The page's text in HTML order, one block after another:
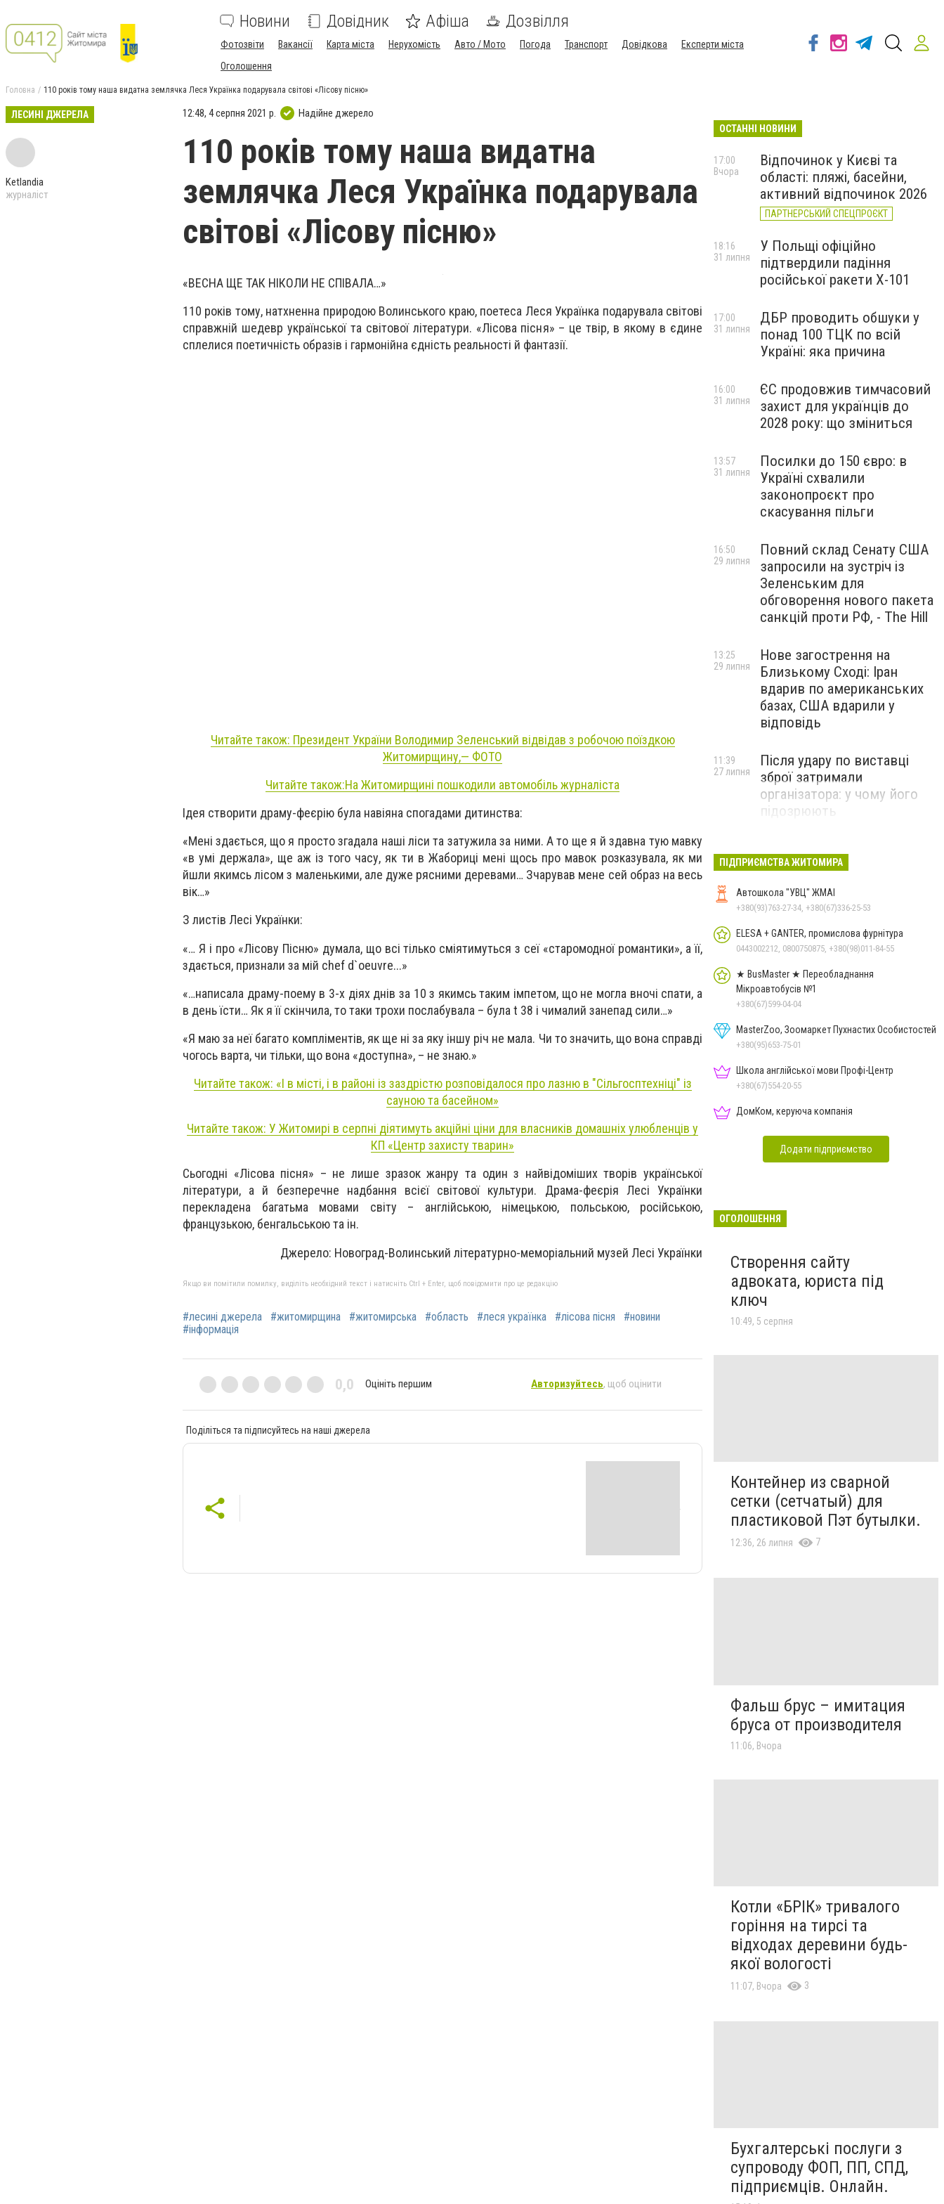
Новини Довідник Афіша Дозвілля
Фотозвіти Вакансії Карта міста Нерухомість Авто / Мото Погода Транспорт Довідкова
Експерти міста
Оголошення
Головна 110 років тому наша видатна землячка Леся Українка подарувала світові «Лісову пісню»
ЛЕСИНІ ДЖЕРЕЛА
Ketlandia
журналіст
12:48, 4 серпня 2021 р. Надійне джерело
110 років тому наша видатна
землячка Леся Українка подарувала
світові «Лісову пісню»
«ВЕСНА ЩЕ ТАК НІКОЛИ НЕ СПІВАЛА…»
110 років тому, натхненна природою Волинського краю, поетеса Леся Українка подарувала світові
справжній шедевр української та світової літератури. «Лісова пісня» – це твір, в якому в єдине
сплелися поетичність образів і гармонійна єдність реальності й фантазії.
Читайте також: Президент України Володимир Зеленський відвідав з робочою поїздкою
Житомирщину,— ФОТО
Читайте також:На Житомирщині пошкодили автомобіль журналіста
Ідея створити драму-феєрію була навіяна спогадами дитинства:
«Мені здається, що я просто згадала наші ліси та затужила за ними. А то ще я й здавна тую мавку
«в умі держала», ще аж із того часу, як ти в Жабориці мені щось про мавок розказувала, як ми
йшли якимсь лісом з маленькими, але дуже рясними деревами… Зчарував мене сей образ на весь
вік…»
З листів Лесі Українки:
«… Я і про «Лісову Пісню» думала, що всі тілько сміятимуться з сеї «старомодної романтики», а її,
здається, признали за мій chef d`oeuvre...»
«…написала драму-поему в 3-х діях днів за 10 з якимсь таким імпетом, що не могла вночі спати, а
в день їсти… Як я її скінчила, то таки трохи послабувала – була t 38 і чималий занепад сили…»
«Я маю за неї багато компліментів, як ще ні за яку іншу річ не мала. Чи то значить, що вона справді
чогось варта, чи тільки, що вона «доступна», – не знаю.»
Читайте також: «І в місті, і в районі із заздрістю розповідалося про лазню в "Сільгосптехніці" із
сауною та басейном»
Читайте також: У Житомирі в серпні діятимуть акційні ціни для власників домашніх улюбленців у
КП «Центр захисту тварин»
Сьогодні «Лісова пісня» – не лише зразок жанру та один з найвідоміших творів української
літератури, а й безперечне надбання всієї світової культури. Драма-феєрія Лесі Українки
перекладена багатьма мовами світу – англійською, німецькою, польською, російською,
французькою, бенгальською та ін.
Джерело: Новоград-Волинський літературно-меморіальний музей Лесі Українки
Якщо ви помітили помилку, виділіть необхідний текст і натисніть Ctrl + Enter, щоб повідомити про це редакцію
#лесині джерела #житомирщина #житомирська #область #леся українка #лісова пісня
#новини
#інформація
0,0 Оцініть першим Авторизуйтесь, щоб оцінити
Поділіться та підписуйтесь на наші джерела
ОСТАННІ НОВИНИ
Відпочинок у Києві та
області: пляжі, басейни,
активний відпочинок 2026
ПАРТНЕРСЬКИЙ СПЕЦПРОЄКТ
17:00
Вчора
У Польщі офіційно
підтвердили падіння
російської ракети Х-101
18:16
31 липня
ДБР проводить обшуки у
понад 100 ТЦК по всій
Україні: яка причина
17:00
31 липня
ЄС продовжив тимчасовий
захист для українців до
2028 року: що зміниться
16:00
31 липня
Посилки до 150 євро: в
Україні схвалили
законопроєкт про
скасування пільги
13:57
31 липня
Повний склад Сенату США
запросили на зустріч із
Зеленським для
обговорення нового пакета
санкцій проти РФ, - The Hill
16:50
29 липня
Нове загострення на
Близькому Сході: Іран
вдарив по американських
базах, США вдарили у
відповідь
13:25
29 липня
Після удару по виставці
зброї затримали
організатора: у чому його
підозрюють
11:39
27 липня
ПІДПРИЄМСТВА ЖИТОМИРА
Автошкола "УВЦ" ЖМАІ
+380(93)763-27-34, +380(67)336-25-53
ELESA + GANTER, промислова фурнітура
0443002212, 0800750875, +380(98)011-84-55
★ BusMaster ★ Переобладнання
Мікроавтобусів №1
+380(67)599-04-04
MasterZoo, Зоомаркет Пухнастих Особистостей
+380(95)653-75-01
Школа англійської мови Профі-Центр
+380(67)554-20-55
ДомКом, керуюча компанія
Додати підприємство
ОГОЛОШЕННЯ
Створення сайту
адвоката, юриста під
ключ
10:49, 5 серпня
Контейнер из сварной
сетки (сетчатый) для
пластиковой Пэт бутылки.
12:36, 26 липня 7
Фальш брус – имитация
бруса от производителя
11:06, Вчора
Котли «БРІК» тривалого
горіння на тирсі та
відходах деревини будь-
якої вологості
11:07, Вчора 3
Бухгалтерські послуги з
супроводу ФОП, ПП, СПД,
підприємців. Онлайн.